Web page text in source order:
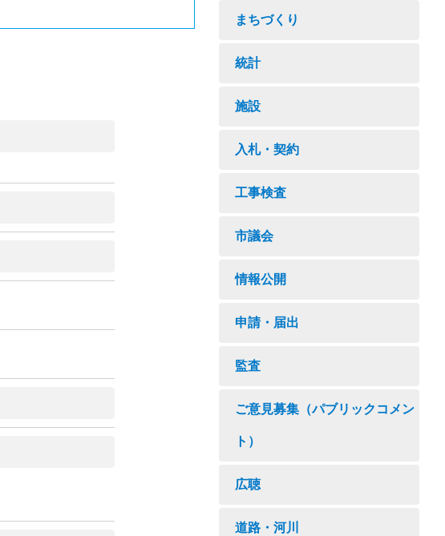
まちづくり
統計
施設
入札・契約
工事検査
市議会
情報公開
申請・届出
監査
ご意見募集（パブリックコメン
ト）
広聴
道路・河川